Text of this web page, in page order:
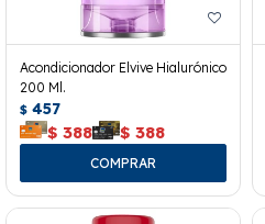
Acondicionador Elvive Hialurónico
200 Ml.
$ 457
$ 388 $ 388